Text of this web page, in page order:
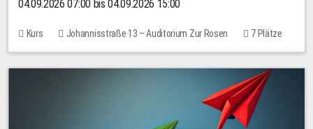
04.09.2026 07:00 bis 04.09.2026 15:00
Kurs Johannisstraße 13 – Auditorium Zur Rosen
7 Plätze
10,00 EUR